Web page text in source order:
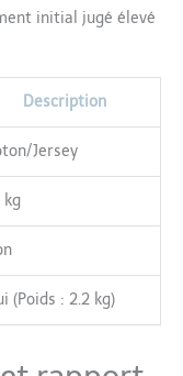
initial jugé élevé
Description
Jersey
kg
(Poids : 2.2 kg)